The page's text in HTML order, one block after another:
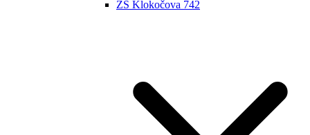
ZŠ Klokočova 742